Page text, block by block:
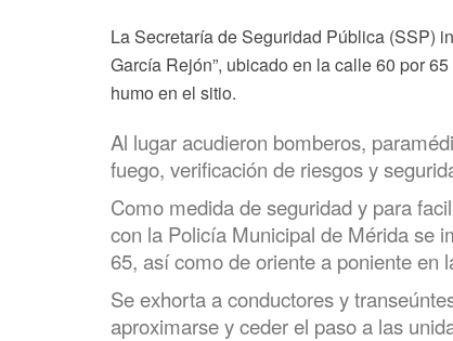
La Secretaría de Seguridad Pública (SSP)
García Rejón”, ubicado en la calle 60 por
humo en el sitio.
Al lugar acudieron bomberos,
fuego, verificación de riesgos y
Como medida de seguridad y para
con la Policía Municipal de Mérida se
65, así como de oriente a poniente en
Se exhorta a conductores y
aproximarse y ceder el paso a las